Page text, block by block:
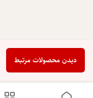
دیدن محصولات مرتبط